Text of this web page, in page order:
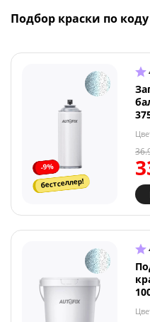
Подбор краски по коду
-9%
бестселлер!